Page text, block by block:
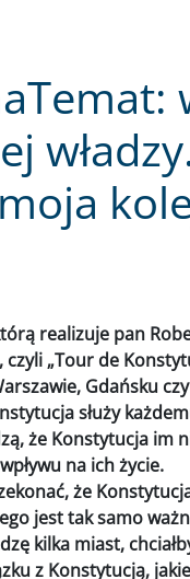
realizuje pan
„Tour de
Gdańsku
służy
że Konstytucja im
na ich życie.
że
jest tak samo
kilka miast,
z Konstytucją,